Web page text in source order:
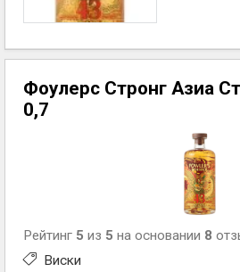
Фоулерс Стронг Азиа
0,7
Рейтинг 5 из 5 на основании 8
Виски